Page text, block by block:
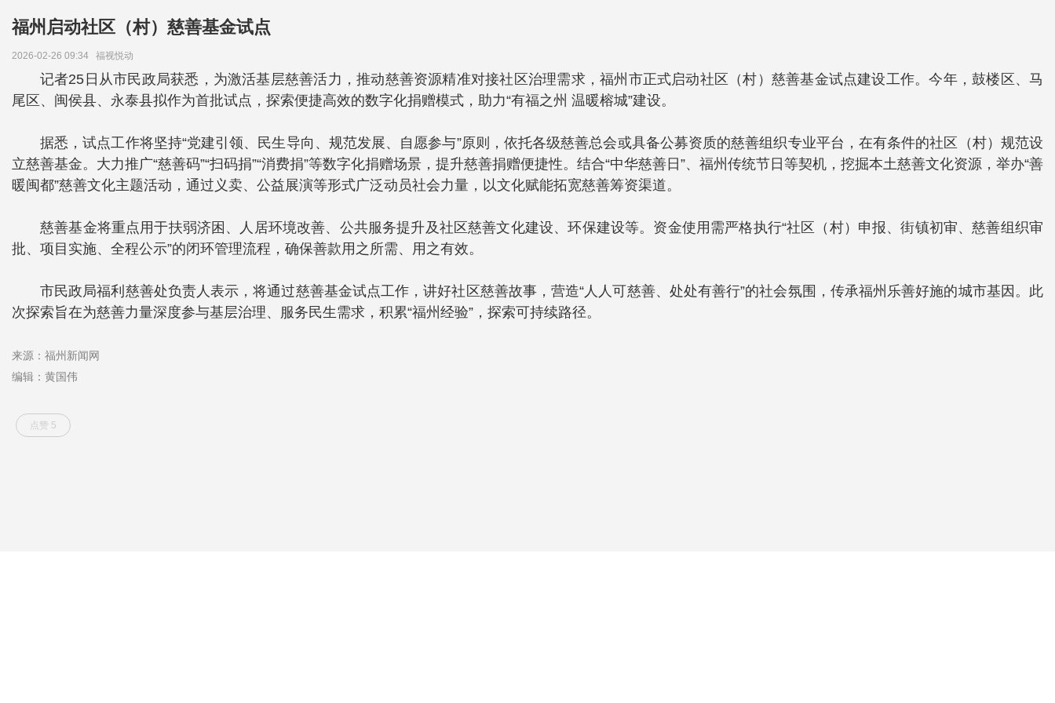
福州启动社区（村）慈善基金试点
2026-02-26 09:34 福视悦动
记者25日从市民政局获悉，为激活基层慈善活力，推动慈善资源精准对接社区治理需求，福州市正式启动社区（村）慈善基金试点建设工作。今年，鼓楼区、马
尾区、闽侯县、永泰县拟作为首批试点，探索便捷高效的数字化捐赠模式，助力“有福之州 温暖榕城”建设。
据悉，试点工作将坚持“党建引领、民生导向、规范发展、自愿参与”原则，依托各级慈善总会或具备公募资质的慈善组织专业平台，在有条件的社区（村）规范设
立慈善基金。大力推广“慈善码”“扫码捐”“消费捐”等数字化捐赠场景，提升慈善捐赠便捷性。结合“中华慈善日”、福州传统节日等契机，挖掘本土慈善文化资源，举办“善
暖闽都”慈善文化主题活动，通过义卖、公益展演等形式广泛动员社会力量，以文化赋能拓宽慈善筹资渠道。
慈善基金将重点用于扶弱济困、人居环境改善、公共服务提升及社区慈善文化建设、环保建设等。资金使用需严格执行“社区（村）申报、街镇初审、慈善组织审
批、项目实施、全程公示”的闭环管理流程，确保善款用之所需、用之有效。
市民政局福利慈善处负责人表示，将通过慈善基金试点工作，讲好社区慈善故事，营造“人人可慈善、处处有善行”的社会氛围，传承福州乐善好施的城市基因。此
次探索旨在为慈善力量深度参与基层治理、服务民生需求，积累“福州经验”，探索可持续路径。
来源：福州新闻网
编辑：黄国伟
点赞 5